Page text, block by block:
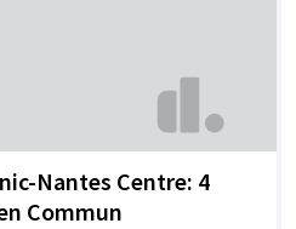
Nantes Centre: 4
Commun